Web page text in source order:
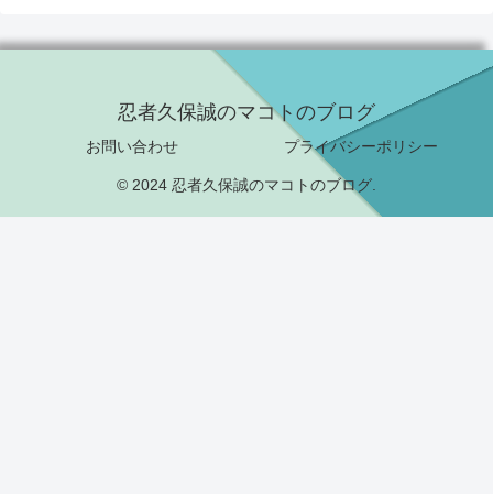
忍者久保誠のマコトのブログ
お問い合わせ プライバシーポリシー
© 2024 忍者久保誠のマコトのブログ.